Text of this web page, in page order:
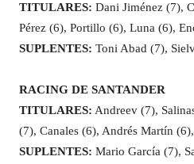
TITULARES: Dani Jiménez (7),
Pérez (6), Portillo (6), Luna (6),
SUPLENTES: Toni Abad (7),
RACING DE SANTANDER
TITULARES: Andreev (7),
(7), Canales (6), Andrés Martín
SUPLENTES: Mario García (7),